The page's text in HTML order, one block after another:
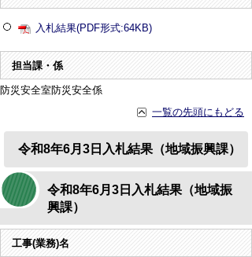
入札結果(PDF形式:64KB)
担当課・係
防災安全室防災安全係
一覧の先頭にもどる
令和8年6月3日入札結果（地域振興課）
令和8年6月3日入札結果（地域振
興課）
工事(業務)名